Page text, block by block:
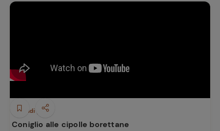
Secondi piatti
Coniglio alle cipolle borettane